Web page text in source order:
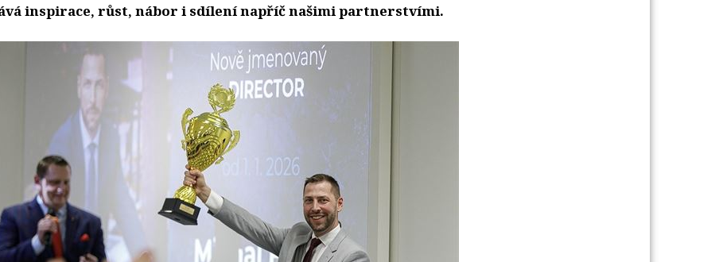
inspirace, růst, nábor i sdílení napříč našimi partnerstvími.